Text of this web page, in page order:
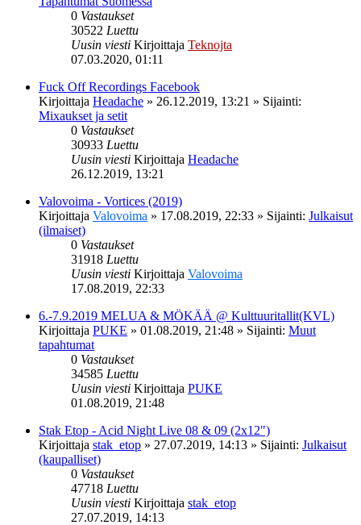
0 Vastaukset
30522 Luettu
Uusin viesti Kirjoittaja Teknojta
07.03.2020, 01:11
Fuck Off Recordings Facebook
Kirjoittaja Headache » 26.12.2019, 13:21 » Sijainti:
Mixaukset ja setit
0 Vastaukset
30933 Luettu
Uusin viesti Kirjoittaja Headache
26.12.2019, 13:21
Valovoima - Vortices (2019)
Kirjoittaja Valovoima » 17.08.2019, 22:33 » Sijainti: Julkaisut
(ilmaiset)
0 Vastaukset
31918 Luettu
Uusin viesti Kirjoittaja Valovoima
17.08.2019, 22:33
6.-7.9.2019 MELUA & MÖKÄÄ @ Kulttuuritallit(KVL)
Kirjoittaja PUKE » 01.08.2019, 21:48 » Sijainti: Muut
tapahtumat
0 Vastaukset
34585 Luettu
Uusin viesti Kirjoittaja PUKE
01.08.2019, 21:48
Stak Etop - Acid Night Live 08 & 09 (2x12")
Kirjoittaja stak_etop » 27.07.2019, 14:13 » Sijainti: Julkaisut
(kaupalliset)
0 Vastaukset
47718 Luettu
Uusin viesti Kirjoittaja stak_etop
27.07.2019, 14:13